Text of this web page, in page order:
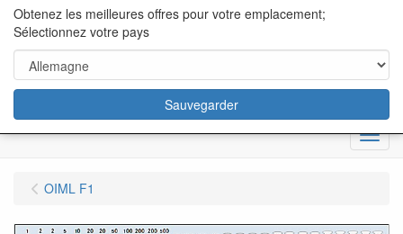
content="18/11/2025″/>
Menu
OIML F1
Obtenez les meilleures offres pour votre emplacement;
Sélectionnez votre pays
Sauvegarder